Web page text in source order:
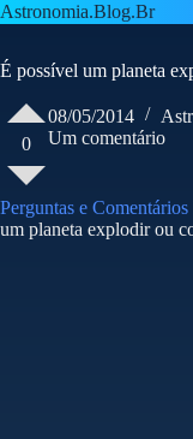
Pular
para
conteúdo
Astronomia.Blog.Br
É possível um planeta
08/05/2014
Um comentário
Perguntas e Comentários
um planeta explodir ou
0